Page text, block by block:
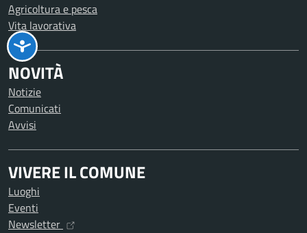
Agricoltura e pesca
Vita lavorativa
NOVITÀ
Notizie
Comunicati
Avvisi
VIVERE IL COMUNE
Luoghi
Eventi
Newsletter